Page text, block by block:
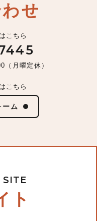
せ
こちら
（月曜定休）
こちら
ーム
SITE
ト